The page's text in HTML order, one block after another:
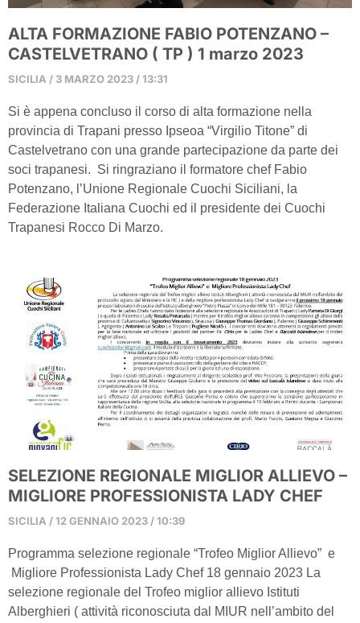
ALTA FORMAZIONE FABIO POTENZANO –
CASTELVETRANO ( TP ) 1 marzo 2023
SICILIA 3 MARZO 2023 13:31
Si è appena concluso il corso di alta formazione nella
provincia di Trapani presso Ipseoa “Virgilio Titone” di
Castelvetrano con una grande partecipazione da parte dei
soci trapanesi. Si ringraziano il formatore chef Fabio
Potenzano, l’Unione Regionale Cuochi Siciliani, la
Federazione Italiana Cuochi ed il presidente dei Cuochi
Trapanesi Rocco Di Marzo.
SELEZIONE REGIONALE MIGLIOR ALLIEVO –
MIGLIORE PROFESSIONISTA LADY CHEF
SICILIA 12 GENNAIO 2023 10:39
Programma selezione regionale “Trofeo Miglior Allievo” e
Migliore Professionista Lady Chef 18 gennaio 2023 La
selezione regionale del Trofeo miglior allievo Istituti
Alberghieri ( attività riconosciuta dal MIUR nell’ambito del